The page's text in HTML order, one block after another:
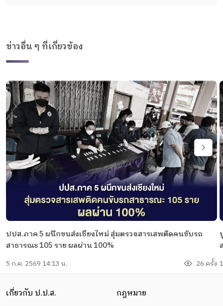
ข่าวอื่น ๆ ที่เกี่ยวข้อง
ปปส.ภาค 5 ผนึกขนส่งเชียงใหม่ สุ่มตรวจสารเสพติดคนขับรถ
สาธารณะ 105 ราย ผลผ่าน 100%
5 ก.ค. 2569 14:13 น. 26 ครั้ง
เกี่ยวกับ ป.ป.ส. กฎหมาย